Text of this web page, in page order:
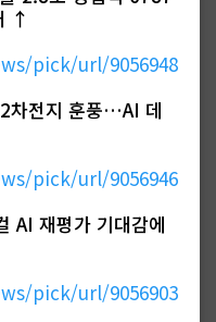
↑
pick/url/9056948
차전지 훈풍…AI 데
pick/url/9056946
AI 재평가 기대감에
pick/url/9056903